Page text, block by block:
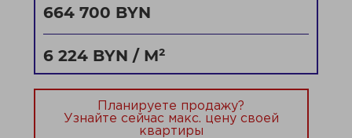
664 700 BYN
6 224 BYN / М²
Планируете продажу?
Узнайте сейчас макс. цену своей
квартиры